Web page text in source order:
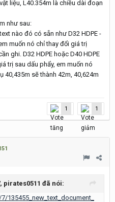
liệu, L40.354m là chiều dài đoạn
như sau:
nào đó có sẵn như D32 HDPE -
muốn nó chỉ thay đổi giá trị
ghi. D32 HDPE hoặc D40 HDPE
trị sau dấu phẩy, em muốn nó
40,435m sẽ thành 42m, 40,624m
1 1
pirates0511 đã nói: